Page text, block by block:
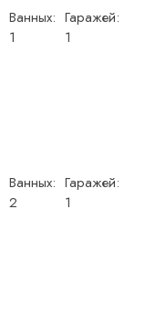
Ванных:
1
Гаражей:
1
Ванных:
2
Гаражей:
1